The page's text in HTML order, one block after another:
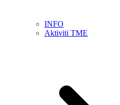
INFO
Aktiviti TME